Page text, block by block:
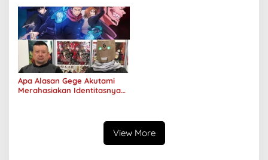
Apa Alasan Gege Akutami
Merahasiakan Identitasnya
View More